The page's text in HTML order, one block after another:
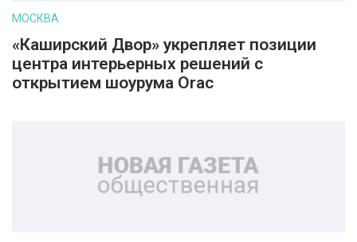
МОСКВА
«Каширский Двор» укрепляет позиции
центра интерьерных решений с
открытием шоурума Orac